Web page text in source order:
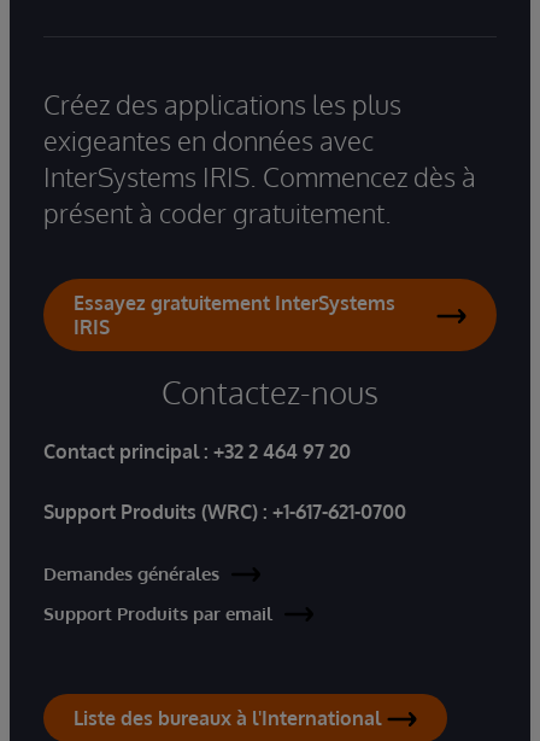
Créez des applications les plus
exigeantes en données avec
InterSystems IRIS. Commencez dès à
présent à coder gratuitement.
Essayez gratuitement InterSystems
IRIS
Contactez-nous
Contact principal : +32 2 464 97 20
Support Produits (WRC) : +1-617-621-0700
Demandes générales
Support Produits par email
Liste des bureaux à l'International